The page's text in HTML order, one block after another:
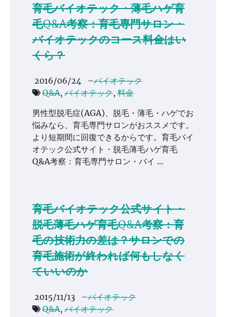
育毛バイオテック・薄毛ハゲ育
毛Q&A考察：育毛専門サロン・
バイオテックのコース料金はい
くら？
2016/06/24 –バイオテック
Q&A, バイオテック, 料金
男性型脱毛症(AGA)、脱毛・薄毛・ハゲでお
悩みなら、育毛専門サロンがおススメです。
より短期間に回復できるからです。育毛バイ
オテック公式サイト・脱毛薄毛ハゲ育毛
Q&A考察：育毛専門サロン・バイ …
育毛バイオテック公式サイト・
脱毛薄毛ハゲ育毛Q&A考察：育
毛の技術力の差は？サロンでの
育毛施術が終われば何もしなく
ていいのか
2015/11/13 –バイオテック
Q&A, バイオテック